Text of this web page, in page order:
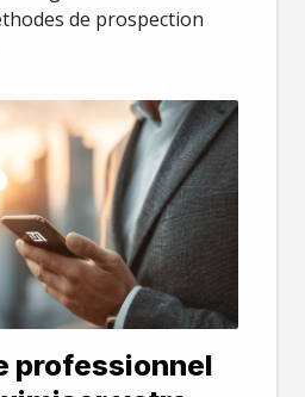
de prospection
professionnel